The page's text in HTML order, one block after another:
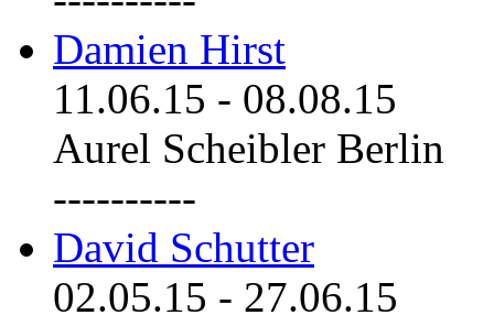
Damien Hirst
11.06.15 - 08.08.15
Aurel Scheibler Berlin
----------
David Schutter
02.05.15 - 27.06.15